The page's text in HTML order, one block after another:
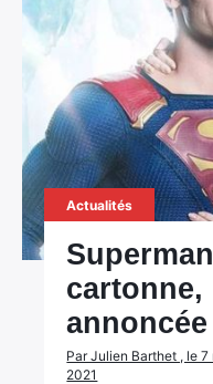
Actualités
cartonne,
Par Julien Barthet , le 7
2021